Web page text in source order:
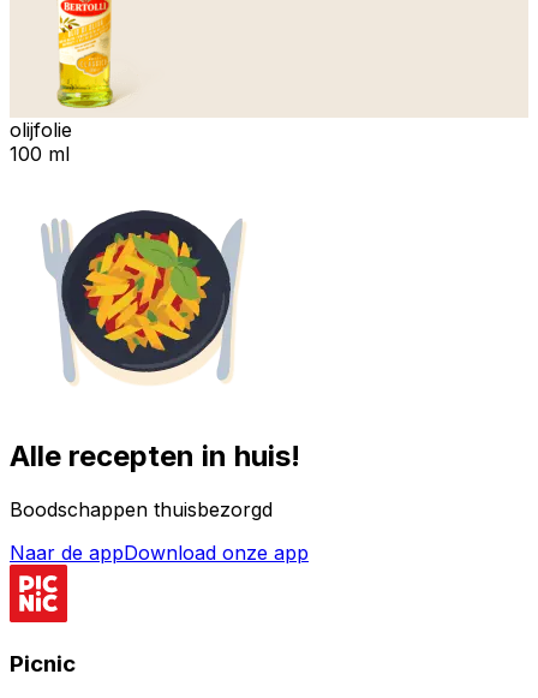
olijfolie
100 ml
Alle recepten in huis!
Boodschappen thuisbezorgd
Naar de appDownload onze app
Picnic